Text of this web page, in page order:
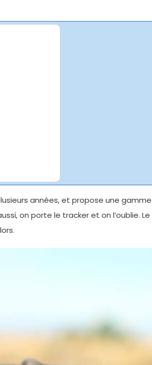
années, et propose une
on porte le tracker et on l’oublie.